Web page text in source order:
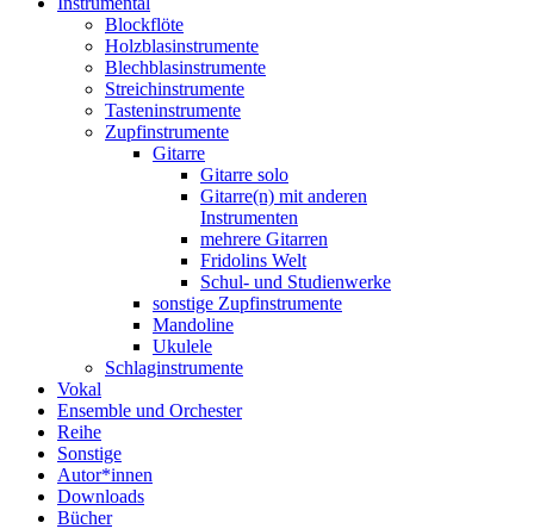
Blockflöte
Holzblasinstrumente
Blechblasinstrumente
Streichinstrumente
Tasteninstrumente
Zupfinstrumente
Gitarre
Gitarre solo
Gitarre(n) mit anderen
Instrumenten
mehrere Gitarren
Fridolins Welt
Schul- und Studienwerke
sonstige Zupfinstrumente
Mandoline
Ukulele
Schlaginstrumente
Vokal
Ensemble und Orchester
Reihe
Sonstige
Autor*innen
Downloads
Bücher